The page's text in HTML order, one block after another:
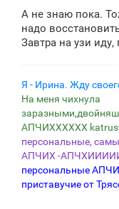
б
щ
е
н
А не знаю пока.
надо
Завтра на узи
Я - Ирина. Жду
На меня чихнула
АПЧИХХХХХХ
персональные,
АПЧИХ -
персональные
приставучие от